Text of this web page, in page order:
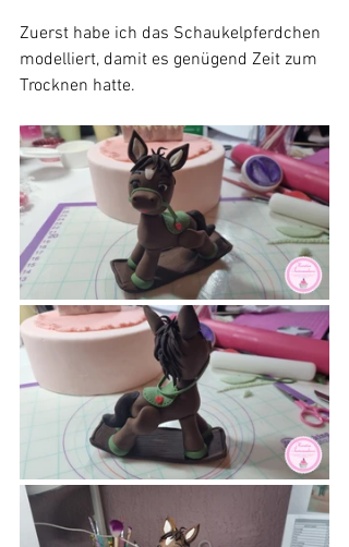
Zuerst habe ich das Schaukelpferdchen
modelliert, damit es genügend Zeit zum
Trocknen hatte.